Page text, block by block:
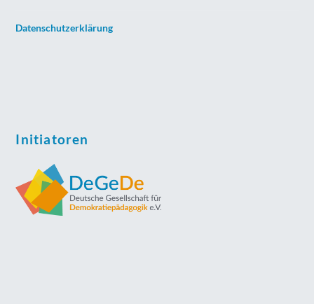
Datenschutzerklärung
Initiatoren